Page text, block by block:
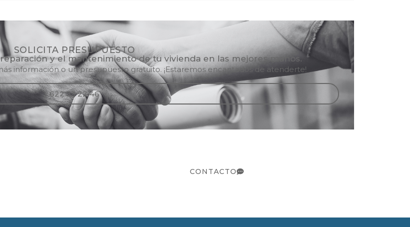
SOLICITA PRESUPUESTO​
y el mantenimiento de tu vivienda en las mejores manos.
información o un presupuesto gratuito. ¡Estaremos encantados de atenderte!
622 33 22 46
CONTACTO